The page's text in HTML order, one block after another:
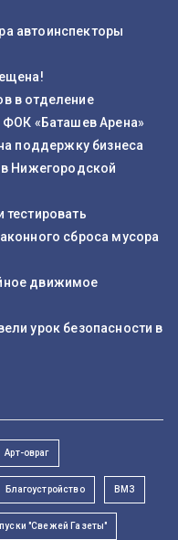
автоинспекторы
в отделение
ФОК «Баташев Арена»
поддержку бизнеса
Нижегородской
сброса мусора
движимое
урок безопасности в
Арт-овраг
Благоустройство ВМЗ
"Свежей Газеты"